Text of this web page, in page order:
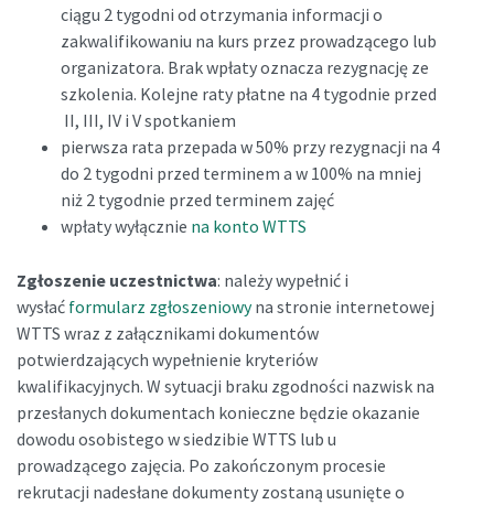
ciągu 2 tygodni od otrzymania informacji o
zakwalifikowaniu na kurs przez prowadzącego lub
organizatora. Brak wpłaty oznacza rezygnację ze
szkolenia. Kolejne raty płatne na 4 tygodnie przed
II, III, IV i V spotkaniem
pierwsza rata przepada w 50% przy rezygnacji na 4
do 2 tygodni przed terminem a w 100% na mniej
niż 2 tygodnie przed terminem zajęć
wpłaty wyłącznie na konto WTTS
Zgłoszenie uczestnictwa: należy wypełnić i
wysłać formularz zgłoszeniowyna stronie internetowej
WTTS wraz z załącznikami dokumentów
potwierdzających wypełnienie kryteriów
kwalifikacyjnych. W sytuacji braku zgodności nazwisk na
przesłanych dokumentach konieczne będzie okazanie
dowodu osobistego w siedzibie WTTS lub u
prowadzącego zajęcia. Po zakończonym procesie
rekrutacji nadesłane dokumenty zostaną usunięte o